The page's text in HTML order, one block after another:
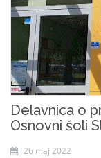
Delavnica o
Osnovni šoli
26 maj 2022